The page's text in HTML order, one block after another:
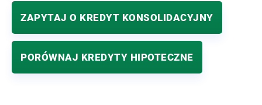
ZAPYTAJ O KREDYT KONSOLIDACYJNY
PORÓWNAJ KREDYTY HIPOTECZNE